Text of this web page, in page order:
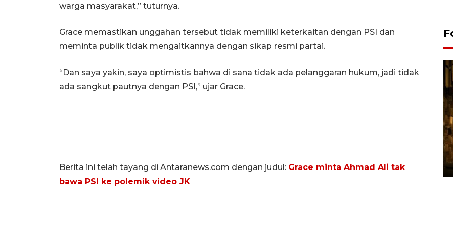
warga masyarakat,” tuturnya.
Grace memastikan unggahan tersebut tidak memiliki keterkaitan dengan PSI dan
meminta publik tidak mengaitkannya dengan sikap resmi partai.
“Dan saya yakin, saya optimistis bahwa di sana tidak ada pelanggaran hukum, jadi tidak
ada sangkut pautnya dengan PSI,” ujar Grace.
Berita ini telah tayang di Antaranews.com dengan judul: Grace minta Ahmad Ali tak
bawa PSI ke polemik video JK
06 August 2026 11:37 WIB